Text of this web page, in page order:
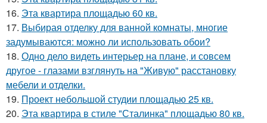
16. Эта квартира площадью 60 кв.
17. Выбирая отделку для ванной комнаты, многие
задумываются: можно ли использовать обои?
18. Одно дело видеть интерьер на плане, и совсем
другое - глазами взглянуть на "Живую" расстановку
мебели и отделки.
19. Проект небольшой студии площадью 25 кв.
20. Эта квартира в стиле "Сталинка" площадью 80 кв.